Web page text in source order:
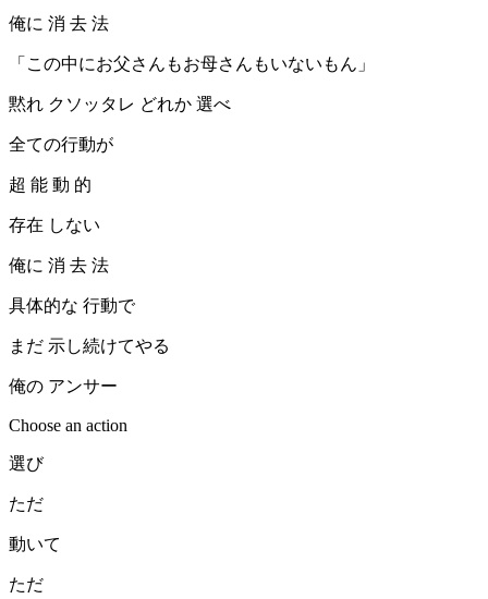
俺に 消 去 法
「この中にお父さんもお母さんもいないもん」
黙れ クソッタレ どれか 選べ
全ての行動が
超 能 動 的
存在 しない
俺に 消 去 法
具体的な 行動で
まだ 示し続けてやる
俺の アンサー
Choose an action
選び
ただ
動いて
ただ